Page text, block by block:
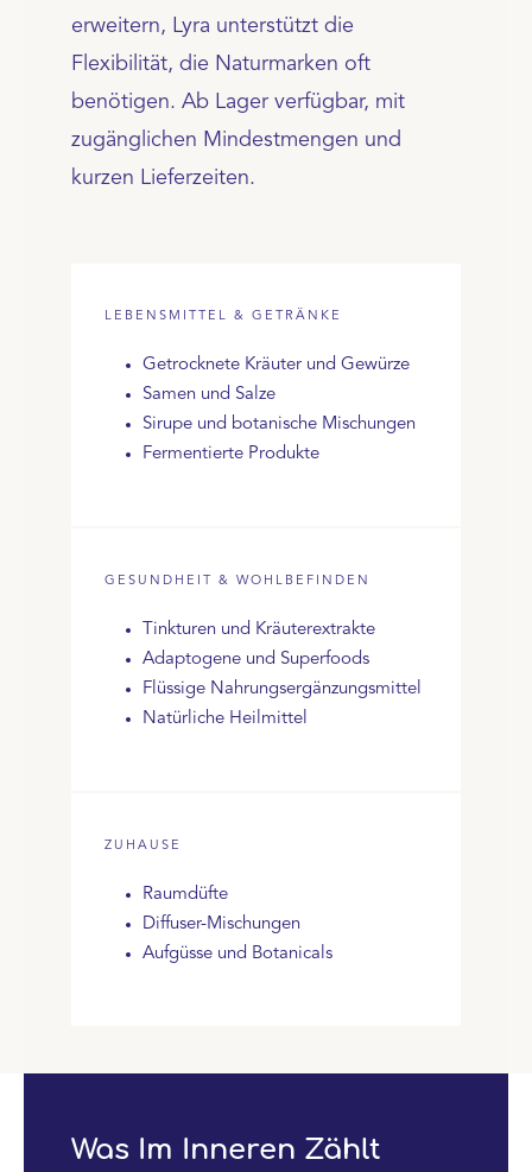
erweitern, Lyra unterstützt die
Flexibilität, die Naturmarken oft
benötigen. Ab Lager verfügbar, mit
zugänglichen Mindestmengen und
kurzen Lieferzeiten.
LEBENSMITTEL & GETRÄNKE
Getrocknete Kräuter und Gewürze
Samen und Salze
Sirupe und botanische Mischungen
Fermentierte Produkte
GESUNDHEIT & WOHLBEFINDEN
Tinkturen und Kräuterextrakte
Adaptogene und Superfoods
Flüssige Nahrungsergänzungsmittel
Natürliche Heilmittel
ZUHAUSE
Raumdüfte
Diffuser-Mischungen
Aufgüsse und Botanicals
Was Im Inneren Zählt